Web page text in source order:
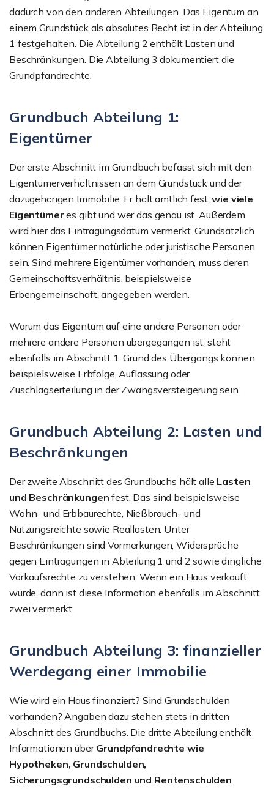
dadurch von den anderen Abteilungen. Das Eigentum an
einem Grundstück als absolutes Recht ist in der Abteilung
1 festgehalten. Die Abteilung 2 enthält Lasten und
Beschränkungen. Die Abteilung 3 dokumentiert die
Grundpfandrechte.
Grundbuch Abteilung 1:
Eigentümer
Der erste Abschnitt im Grundbuch befasst sich mit den
Eigentümerverhältnissen an dem Grundstück und der
dazugehörigen Immobilie. Er hält amtlich fest,wie viele
Eigentümeres gibt und wer das genau ist. Außerdem
wird hier das Eintragungsdatum vermerkt. Grundsätzlich
können Eigentümer natürliche oder juristische Personen
sein. Sind mehrere Eigentümer vorhanden, muss deren
Gemeinschaftsverhältnis, beispielsweise
Erbengemeinschaft, angegeben werden.
Warum das Eigentum auf eine andere Personen oder
mehrere andere Personen übergegangen ist, steht
ebenfalls im Abschnitt 1. Grund des Übergangs können
beispielsweise Erbfolge, Auflassung oder
Zuschlagserteilung in der Zwangsversteigerung sein.
Grundbuch Abteilung 2: Lasten und
Beschränkungen
Der zweite Abschnitt des Grundbuchs hält alle Lasten
und Beschränkungenfest. Das sind beispielsweise
Wohn- und Erbbaurechte, Nießbrauch- und
Nutzungsreichte sowie Reallasten. Unter
Beschränkungen sind Vormerkungen, Widersprüche
gegen Eintragungen in Abteilung 1 und 2 sowie dingliche
Vorkaufsrechte zu verstehen. Wenn ein Haus verkauft
wurde, dann ist diese Information ebenfalls im Abschnitt
zwei vermerkt.
Grundbuch Abteilung 3: finanzieller
Werdegang einer Immobilie
Wie wird ein Haus finanziert? Sind Grundschulden
vorhanden? Angaben dazu stehen stets in dritten
Abschnitt des Grundbuchs. Die dritte Abteilung enthält
Informationen überGrundpfandrechte wie
Hypotheken, Grundschulden,
Sicherungsgrundschulden und Rentenschulden.